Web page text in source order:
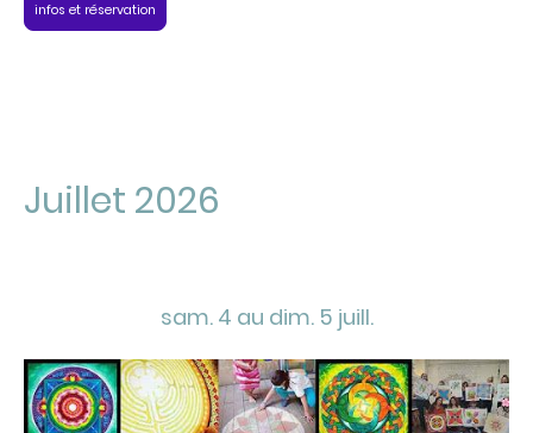
infos et réservation
Juillet 2026
sam. 4 au dim. 5 juill.